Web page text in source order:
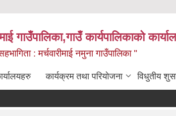
गाउँपालिका,गाउँ कार्यपालिकाको
: मर्चवारीमाई नमुना गाउँपालिका "
कार्यक्रम तथा परियोजना विधुतीय